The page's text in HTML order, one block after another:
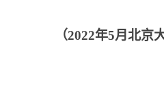
（2022年5月北京